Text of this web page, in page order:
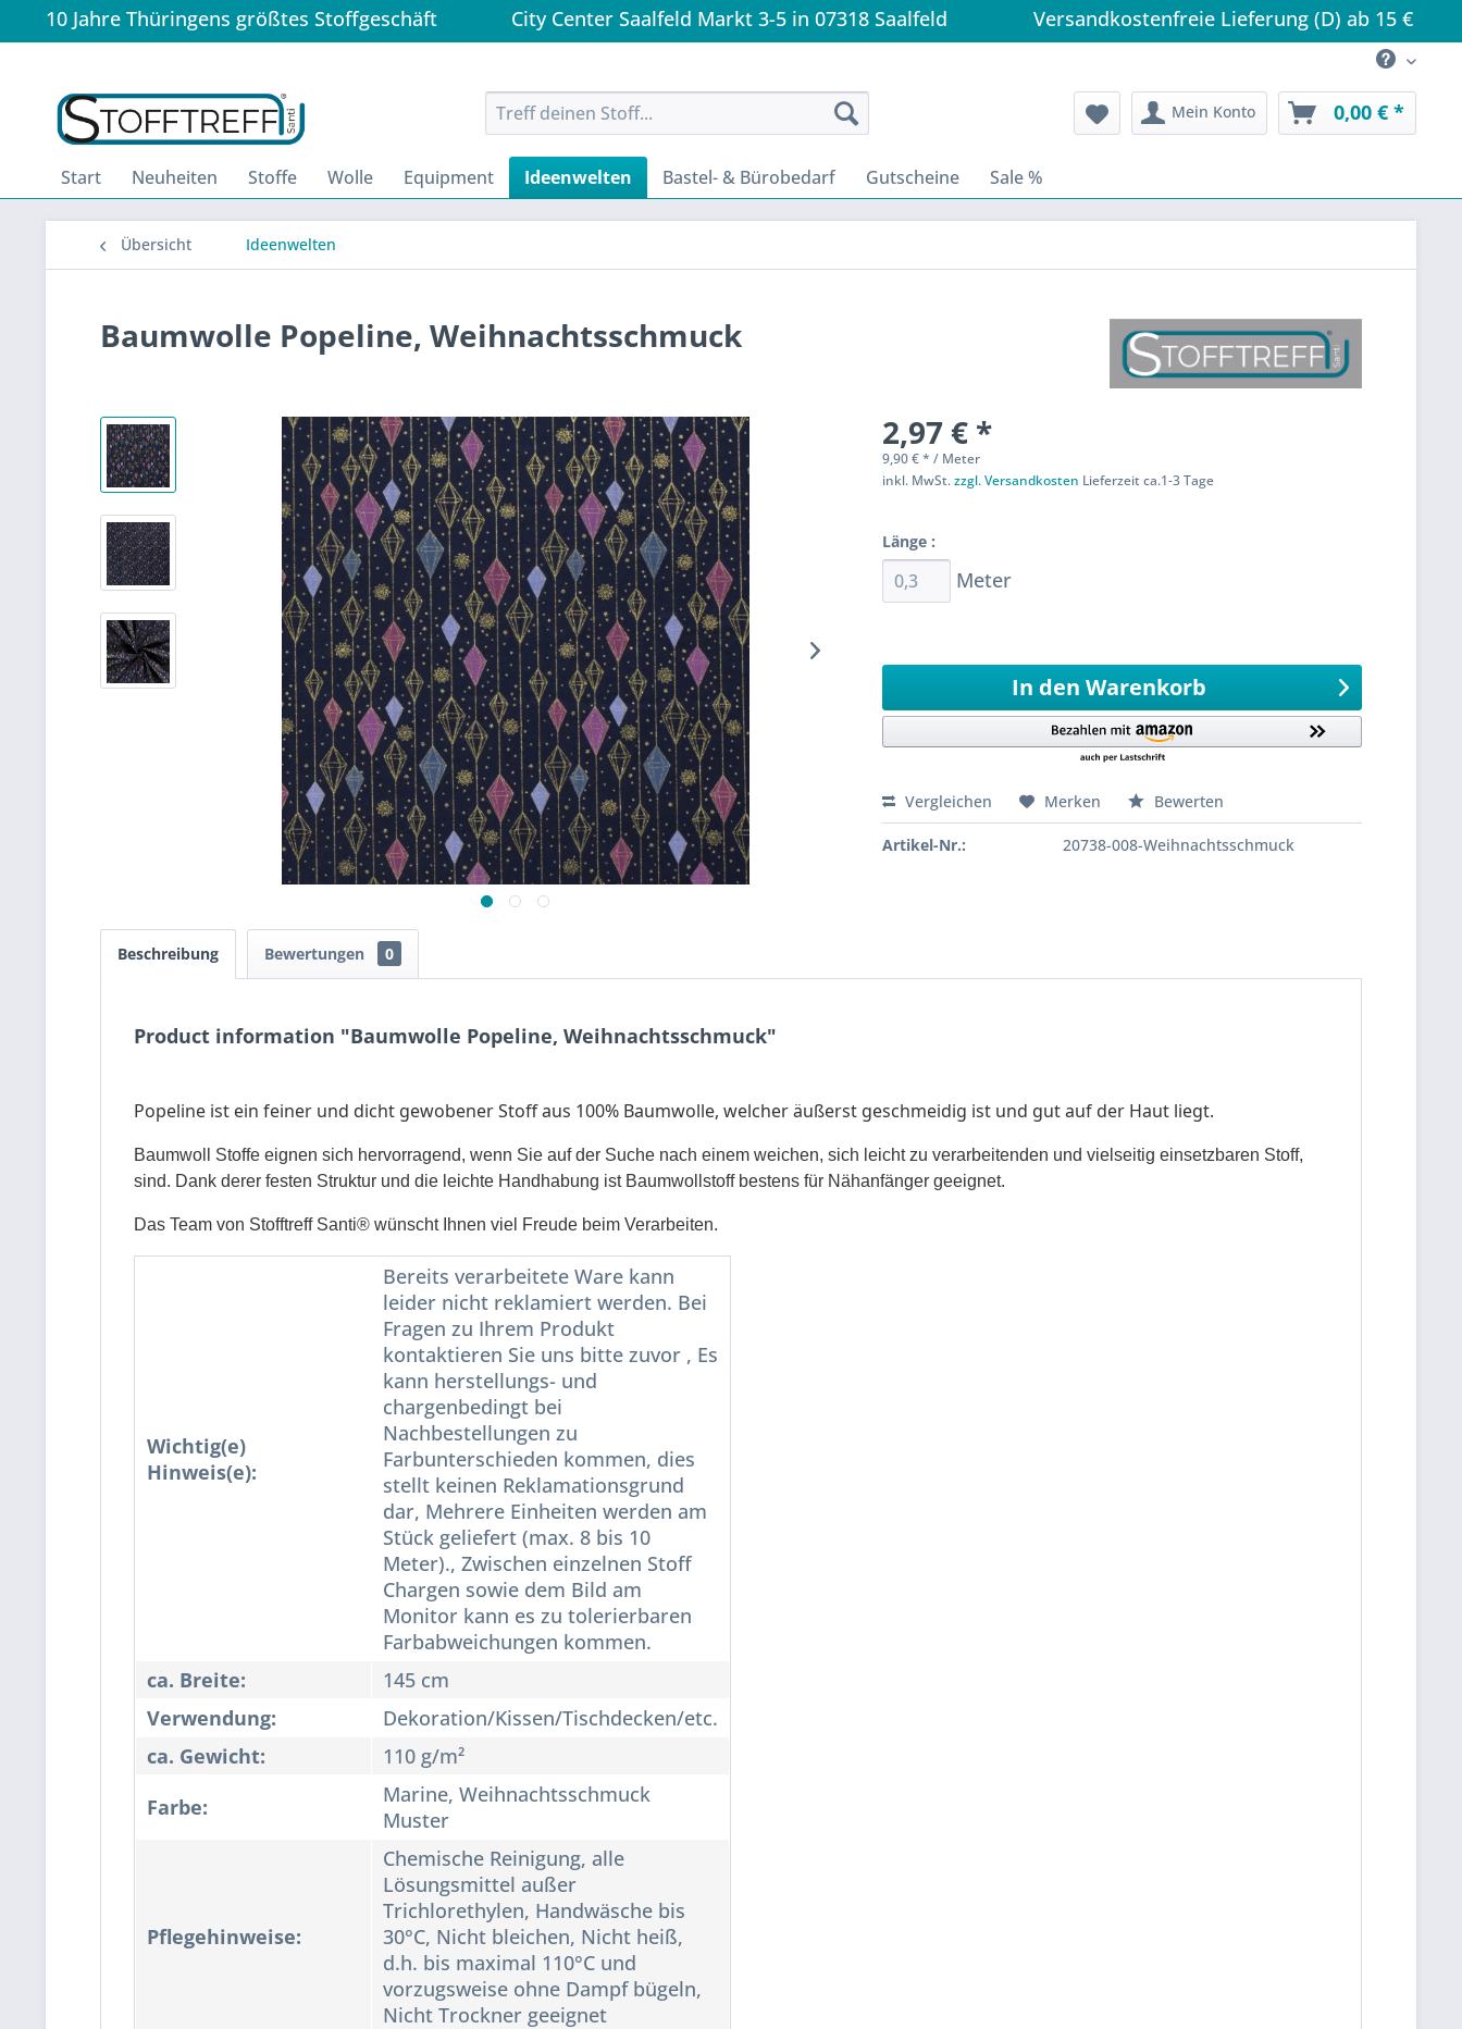
10 Jahre Thüringens größtes Stoffgeschäft City Center Saalfeld Markt 3-5 in 07318 Saalfeld Versandkostenfreie Lieferung (D) ab 15 €
Mein Konto 0,00 € *
Start Neuheiten Stoffe Wolle Equipment Ideenwelten Bastel- & Bürobedarf Gutscheine Sale %
Übersicht Ideenwelten
Baumwolle Popeline, Weihnachtsschmuck
2,97 € *
9,90 € * / Meter
inkl. MwSt.zzgl. Versandkosten Lieferzeit ca.1-3 Tage
Länge :
Meter
In den Warenkorb
Vergleichen Merken Bewerten
Artikel-Nr.: 20738-008-Weihnachtsschmuck
Beschreibung Bewertungen 0
Product information "Baumwolle Popeline, Weihnachtsschmuck"
Popeline ist ein feiner und dicht gewobener Stoff aus 100% Baumwolle, welcher äußerst geschmeidig ist und gut auf der Haut liegt.
Baumwoll Stoffe eignen sich hervorragend, wenn Sie auf der Suche nach einem weichen, sich leicht zu verarbeitenden und vielseitig einsetzbaren Stoff,
sind. Dank derer festen Struktur und die leichte Handhabung ist Baumwollstoff bestens für Nähanfänger geeignet.
Das Team von Stofftreff Santi® wünscht Ihnen viel Freude beim Verarbeiten.
Wichtig(e)
Hinweis(e):
Bereits verarbeitete Ware kann
leider nicht reklamiert werden. Bei
Fragen zu Ihrem Produkt
kontaktieren Sie uns bitte zuvor , Es
kann herstellungs- und
chargenbedingt bei
Nachbestellungen zu
Farbunterschieden kommen, dies
stellt keinen Reklamationsgrund
dar, Mehrere Einheiten werden am
Stück geliefert (max. 8 bis 10
Meter)., Zwischen einzelnen Stoff
Chargen sowie dem Bild am
Monitor kann es zu tolerierbaren
Farbabweichungen kommen.
ca. Breite:
145 cm
Verwendung:
Dekoration/Kissen/Tischdecken/etc.
ca. Gewicht:
110 g/m²
Farbe:
Marine, Weihnachtsschmuck
Muster
Pflegehinweise:
Chemische Reinigung, alle
Lösungsmittel außer
Trichlorethylen, Handwäsche bis
30°C, Nicht bleichen, Nicht heiß,
d.h. bis maximal 110°C und
vorzugsweise ohne Dampf bügeln,
Nicht Trockner geeignet